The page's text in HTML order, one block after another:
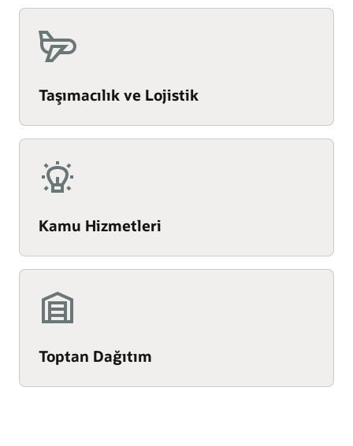
Taşımacılık ve Lojistik
Kamu Hizmetleri
Toptan Dağıtım